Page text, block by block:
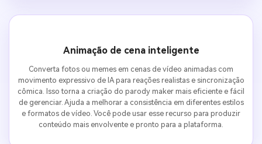
Animação de cena inteligente
Converta fotos ou memes em cenas de vídeo animadas com
movimento expressivo de IA para reações realistas e sincronização
cômica. Isso torna a criação do parody maker mais eficiente e fácil
de gerenciar. Ajuda a melhorar a consistência em diferentes estilos
e formatos de vídeo. Você pode usar esse recurso para produzir
conteúdo mais envolvente e pronto para a plataforma.